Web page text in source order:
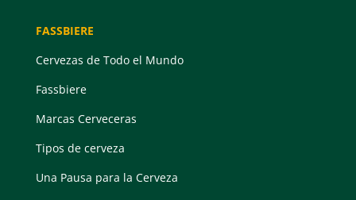
FASSBIERE
Cervezas de Todo el Mundo
Fassbiere
Marcas Cerveceras
Tipos de cerveza
Una Pausa para la Cerveza